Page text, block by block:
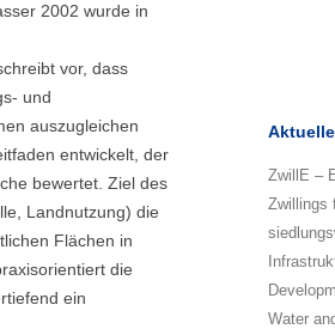
2002 wurde in
vor, dass
und
auszugleichen
entwickelt, der
bewertet. Ziel des
Landnutzung) die
Flächen in
die
ein
ZwillE –
Zwillings
Water